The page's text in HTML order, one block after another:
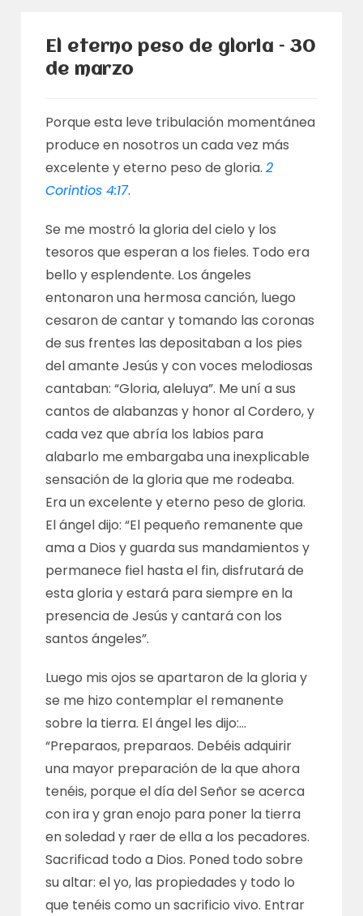
El eterno peso de gloria – 30
de marzo
Porque esta leve tribulación momentánea
produce en nosotros un cada vez más
excelente y eterno peso de gloria.2
Corintios 4:17.
Se me mostró la gloria del cielo y los
tesoros que esperan a los fieles. Todo era
bello y esplendente. Los ángeles
entonaron una hermosa canción, luego
cesaron de cantar y tomando las coronas
de sus frentes las depositaban a los pies
del amante Jesús y con voces melodiosas
cantaban: “Gloria, aleluya”. Me uní a sus
cantos de alabanzas y honor al Cordero, y
cada vez que abría los labios para
alabarlo me embargaba una inexplicable
sensación de la gloria que me rodeaba.
Era un excelente y eterno peso de gloria.
El ángel dijo: “El pequeño remanente que
ama a Dios y guarda sus mandamientos y
permanece fiel hasta el fin, disfrutará de
esta gloria y estará para siempre en la
presencia de Jesús y cantará con los
santos ángeles”.
Luego mis ojos se apartaron de la gloria y
se me hizo contemplar el remanente
sobre la tierra. El ángel les dijo:…
“Preparaos, preparaos. Debéis adquirir
una mayor preparación de la que ahora
tenéis, porque el día del Señor se acerca
con ira y gran enojo para poner la tierra
en soledad y raer de ella a los pecadores.
Sacrificad todo a Dios. Poned todo sobre
su altar: el yo, las propiedades y todo lo
que tenéis como un sacrificio vivo. Entrar